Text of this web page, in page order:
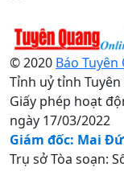
© 2020 Báo
Tỉnh uỷ tỉnh
Giấy phép hoạt
ngày 17/03/2022
Giám đốc: Mai
Trụ sở Tòa soạn: